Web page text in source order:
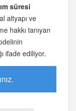
süresi
altyapı ve
hakkı tanıyan
ifade ediliyor.